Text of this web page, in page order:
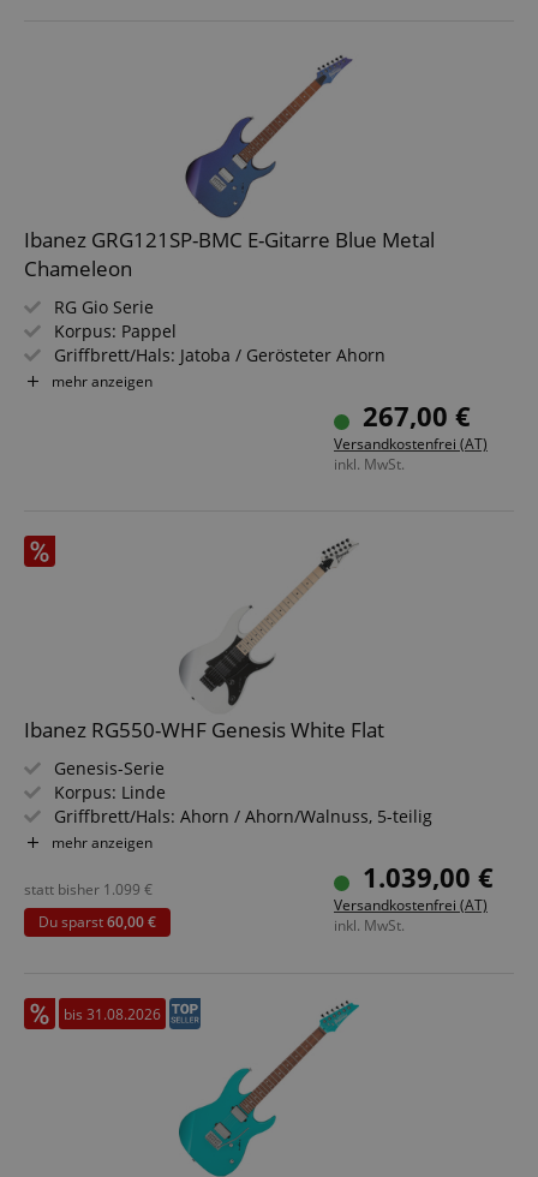
Ibanez GRG121SP-BMC E-Gitarre Blue Metal
Chameleon
RG Gio Serie
Korpus: Pappel
Griffbrett/Hals: Jatoba / Gerösteter Ahorn
Tonabnehmer: 2x Classic Elite Humbucker (HH)
Farbe & Finish: Blue Metal Chameleon, Gloss
mehr anzeigen
267,00 €
Versandkostenfrei (AT)
inkl. MwSt.
Ibanez RG550-WHF Genesis White Flat
Genesis-Serie
Korpus: Linde
Griffbrett/Hals: Ahorn / Ahorn/Walnuss, 5-teilig
Tonabnehmer: 2x Ibanez V7/V8 Humbucker, 1x Ibanez S1
Farbe & Finish: White Flat, Gloss Polyurethan
Inklusive
mehr anzeigen
1.039,00 €
Versandkostenfrei (AT)
inkl. MwSt.
statt bisher 1.099 €
Du sparst60,00 €
bis 31.08.2026